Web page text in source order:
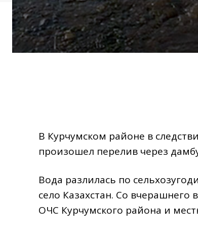
В Курчумском районе в
произошел перелив через
Вода разлилась по
село Казахстан. Со вчерашнего
ОЧС Курчумского района и